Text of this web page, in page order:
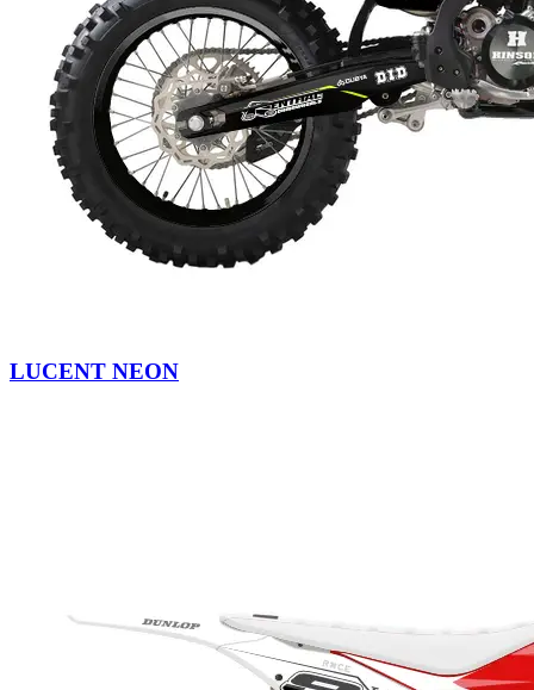
LUCENT NEON